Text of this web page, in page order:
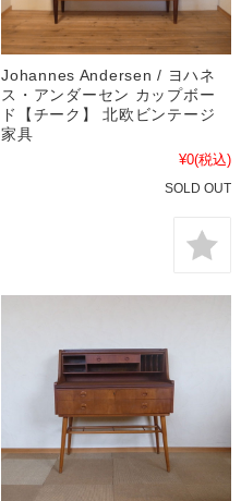
Johannes Andersen / ヨハネ
ス・アンダーセン カップボー
ド【チーク】 北欧ビンテージ
家具
¥0(税込)
SOLD OUT